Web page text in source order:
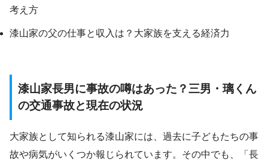
考え方
漆山家の父の仕事と収入は？大家族を支える経済力
漆山家長男に事故の噂はあった？三男・璃くん
の交通事故と現在の状況
大家族として知られる漆山家には、過去に子どもたちの事
故や病気がいくつか報じられています。その中でも、「長